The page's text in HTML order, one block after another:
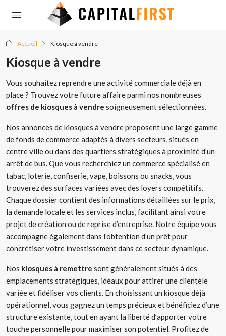
Accueil Kiosque à vendre
Kiosque à vendre
Vous souhaitez reprendre une activité commerciale déjà en
place ? Trouvez votre future affaire parmi nos nombreuses
offres de kiosques à vendre soigneusement sélectionnées.
Nos annonces de kiosques à vendre proposent une large gamme
de fonds de commerce adaptés à divers secteurs, situés en
centre ville ou dans des quartiers stratégiques à proximité d’un
arrêt de bus. Que vous recherchiez un commerce spécialisé en
tabac, loterie, confiserie, vape, boissons ou snacks, vous
trouverez des surfaces variées avec des loyers compétitifs.
Chaque dossier contient des informations détaillées sur le prix,
la demande locale et les services inclus, facilitant ainsi votre
projet de création ou de reprise d’entreprise. Notre équipe vous
accompagne également dans l’obtention d’un prêt pour
concrétiser votre investissement dans ce secteur dynamique.
Nos kiosques à remettre sont généralement situés à des
emplacements stratégiques, idéaux pour attirer une clientèle
variée et fidéliser vos clients. En choisissant un kiosque déjà
opérationnel, vous gagnez un temps précieux et bénéficiez d’une
structure existante, tout en ayant la liberté d’apporter votre
touche personnelle pour maximiser son potentiel. Profitez de